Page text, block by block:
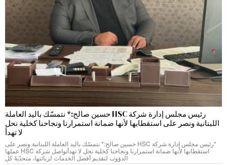
رئيس مجلس إدارة شركة HSC حسين صالح:* نتمسّك باليد العاملة
اللبنانية ونصر على استقطابها لأنها ضمانة استمرارنا ونجاحنا كخلية نحل
لا تهدأ
*رئيس مجلس إدارة شركة HSC حسين صالح:* نتمسّك باليد العاملة اللبنانية ونصر على
استقطابها لأنها ضمانة استمرارنا ونجاحنا كخلية نحل لا تهدأتواصل شركة HSC عملها
الدؤوب لتقديم أفضل الخدمات لزبائنها، متحدّيةً كل